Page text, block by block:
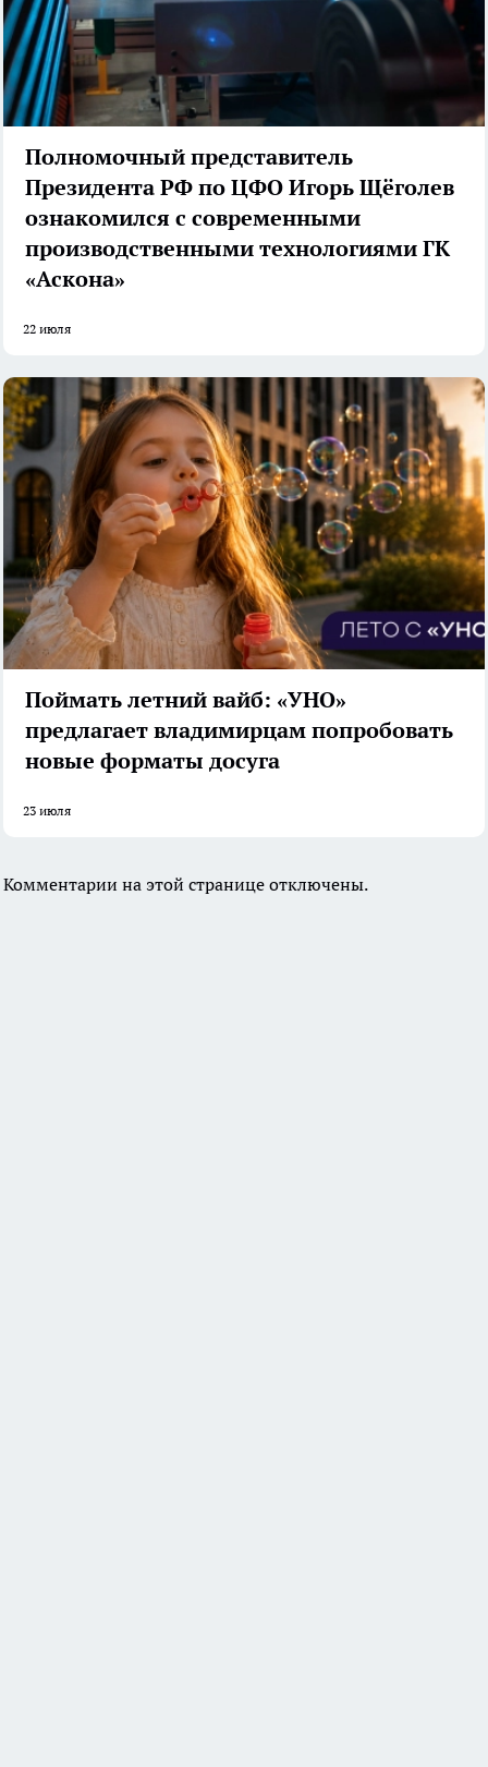
Полномочный представитель
Президента РФ по ЦФО Игорь Щёголев
ознакомился с современными
производственными технологиями ГК
«Аскона»
22 июля
Поймать летний вайб: «УНО»
предлагает владимирцам попробовать
новые форматы досуга
23 июля
Комментарии на этой странице отключены.